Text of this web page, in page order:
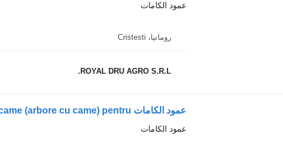
عمود الكامات
رومانيا، Cristesti
ROYAL DRU AGRO S.R.L.
عمود الكامات